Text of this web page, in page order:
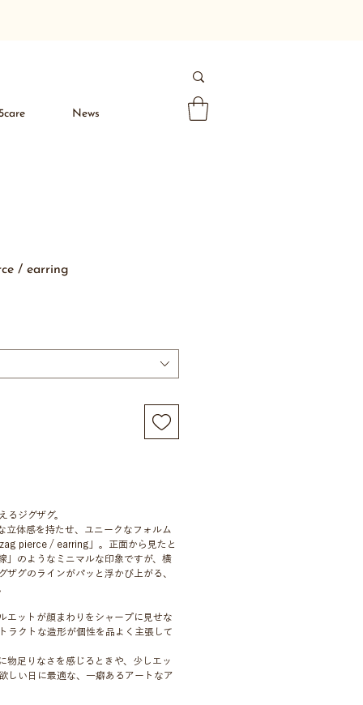
News
/ earring
るジグザグ。
立体感を持たせ、ユニークなフォルム
pierce / earring」。正面から見たと
」のようなミニマルな印象ですが、横
ザグのラインがパッと浮かび上がる、
エットが顔まわりをシャープに見せな
ラクトな造形が個性を品よく主張して
物足りなさを感じるときや、少しエッ
しい日に最適な、一癖あるアートなア